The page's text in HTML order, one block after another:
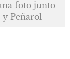
foto junto
y Peñarol